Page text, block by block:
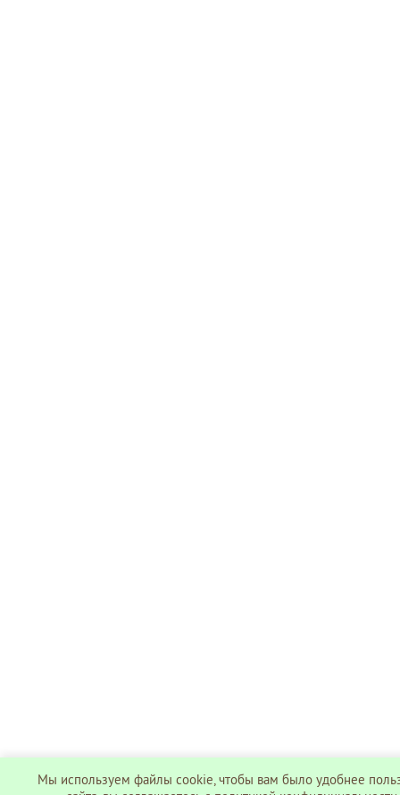
Мы используем файлы cookie, чтобы вам было удобнее